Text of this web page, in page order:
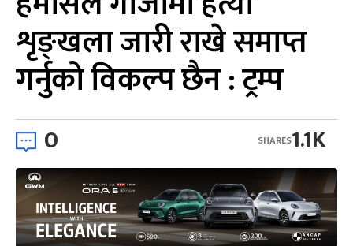
शृङ्खला जारी राखे समाप्त
गर्नुको विकल्प छैन : ट्रम्प
0 1.1K
SHARES